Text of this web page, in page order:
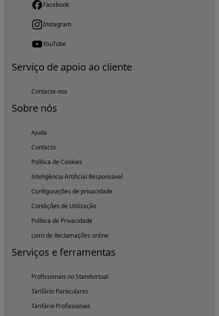
Facebook
Instagram
YouTube
Serviço de apoio ao cliente
Contacte-nos
Sobre nós
Ajuda
Contacto
Política de Cookies
Inteligência Artificial Responsável
Configurações de privacidade
Condições de Utilização
Política de Privacidade
Livro de Reclamações online
Serviços e ferramentas
Profissionais no Standvirtual
Tarifário Particulares
Tarifário Profissionais